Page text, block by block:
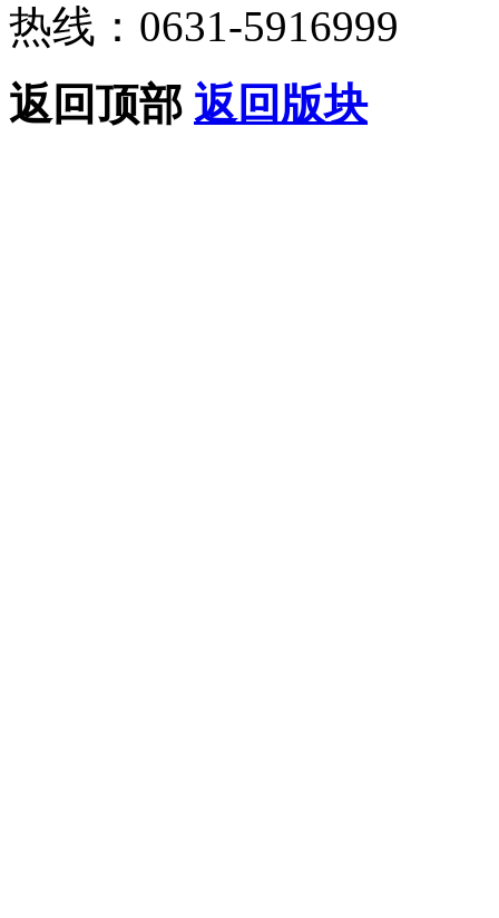
热线：0631-5916999
返回顶部 返回版块